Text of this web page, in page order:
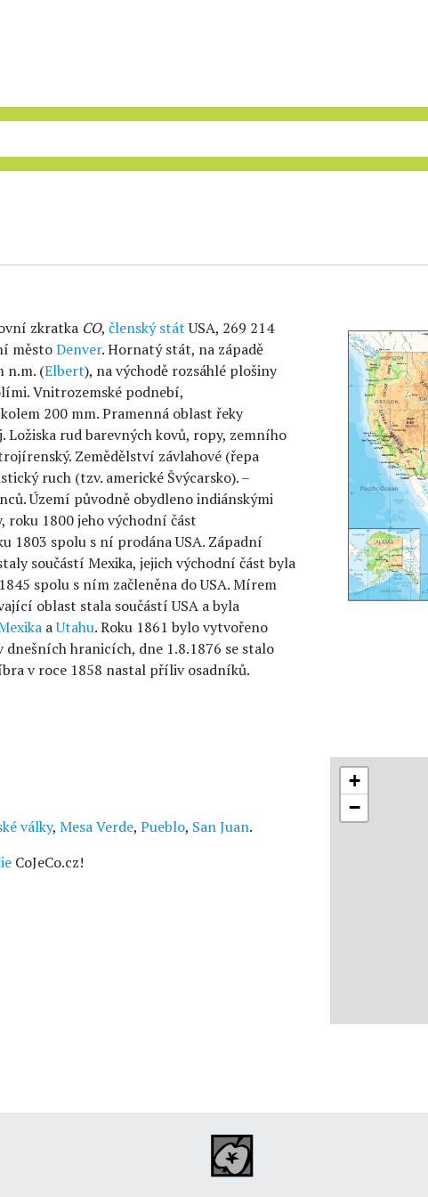
zkratka CO, členský státUSA, 269 214
městoDenver. Hornatý stát, na západě
n.m. (Elbert), na východě rozsáhlé plošiny
Vnitrozemské podnebí,
200 mm. Pramenná oblast řeky
Ložiska rud barevných kovů, ropy, zemního
Zemědělství závlahové (řepa
ruch (tzv. americké Švýcarsko). –
Území původně obydleno indiánskými
roku 1800 jeho východní část
1803 spolu s ní prodána USA. Západní
součástí Mexika, jejich východní část byla
spolu s ním začleněna do USA. Mírem
oblast stala součástí USA a byla
aUtahu. Roku 1861 bylo vytvořeno
hranicích, dne 1.8.1876 se stalo
v roce 1858 nastal příliv osadníků.
války, Mesa Verde, Pueblo, San Juan.
CoJeCo.cz!
+
−